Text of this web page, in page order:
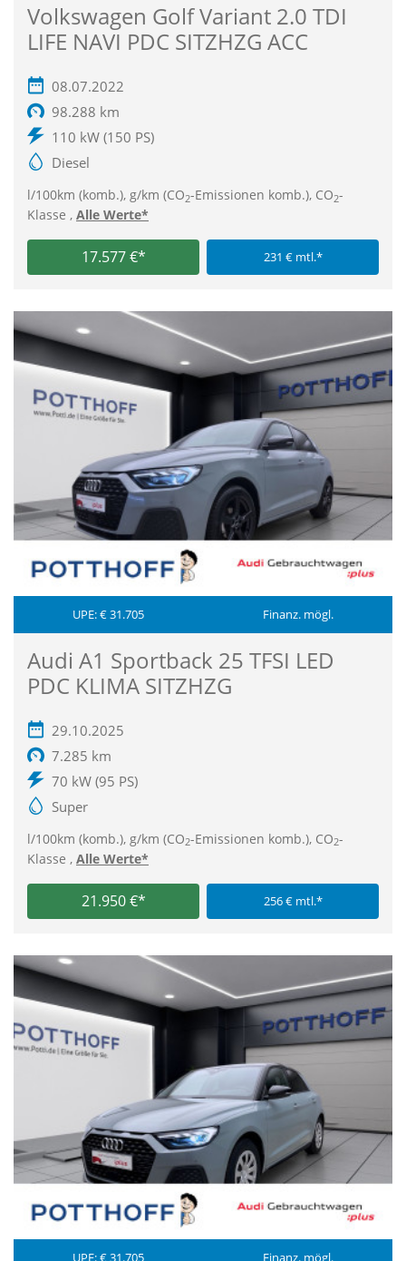
Volkswagen Golf Variant 2.0 TDI
LIFE NAVI PDC SITZHZG ACC
08.07.2022
98.288 km
110 kW (150 PS)
Diesel
l/100km (komb.), g/km (CO2-Emissionen komb.), CO2-
Klasse , Alle Werte*
17.577 €* 231 € mtl.*
UPE: € 31.705 Finanz. mögl.
Audi A1 Sportback 25 TFSI LED
PDC KLIMA SITZHZG
29.10.2025
7.285 km
70 kW (95 PS)
Super
l/100km (komb.), g/km (CO2-Emissionen komb.), CO2-
Klasse , Alle Werte*
21.950 €* 256 € mtl.*
UPE: € 31.705 Finanz. mögl.